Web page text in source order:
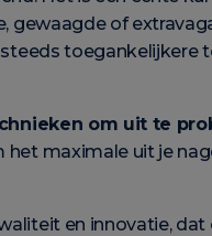
of
toegankelijkere
om uit te
maximale uit je
en innovatie, dat